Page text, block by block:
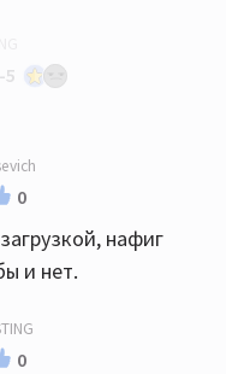
-5
то статье об
у них как раз
Примаре для
0
нафиг
и нет.
0